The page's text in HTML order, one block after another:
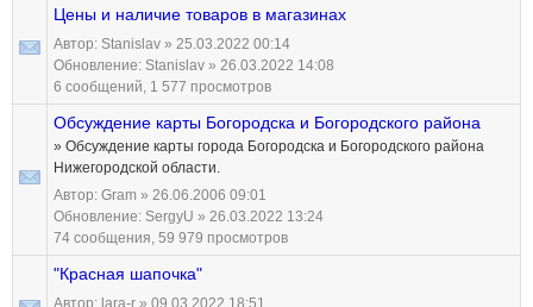
Цены и наличие товаров в магазинах
Автор: Stanislav » 25.03.2022 00:14
Обновление: Stanislav » 26.03.2022 14:08
6 сообщений, 1 577 просмотров
Обсуждение карты Богородска и Богородского района
» Обсуждение карты города Богородска и Богородского района
Нижегородской области.
Автор: Gram » 26.06.2006 09:01
Обновление: SergyU » 26.03.2022 13:24
74 сообщения, 59 979 просмотров
"Красная шапочка"
Автор: lara-r » 09.03.2022 18:51